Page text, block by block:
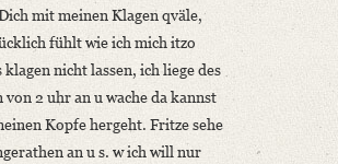
mit meinen Klagen qväle,
fühlt wie ich mich itzo
nicht lassen, ich liege des
von 2 uhr an u wache da kannst
Kopfe hergeht. Fritze sehe
an u s. w ich will nur